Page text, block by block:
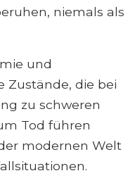
niemals als
und
Zustände, die bei
zu schweren
Tod führen
modernen Welt